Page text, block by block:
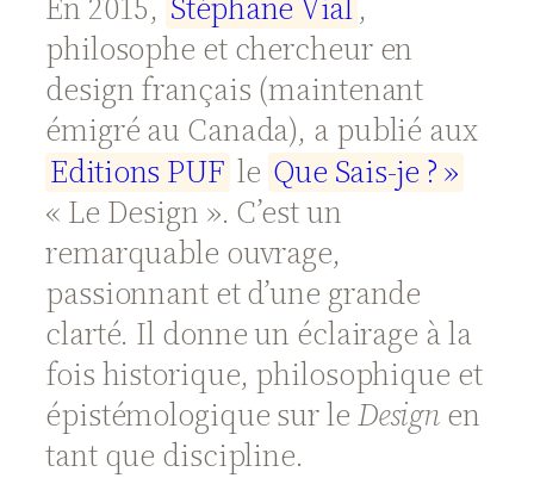
philosophe et chercheur en
design français (maintenant
émigré au Canada), a publié aux
Editions PUF le Que Sais-je ?»
« Le Design ». C’est un
remarquable ouvrage,
passionnant et d’une grande
clarté. Il donne un éclairage à la
fois historique, philosophique et
épistémologique sur leDesignen
tant que discipline.